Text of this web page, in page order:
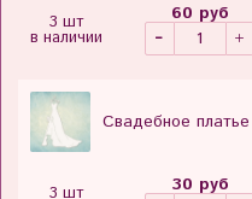
3 шт
в наличии
60 руб
Свадебное
3 шт
30 руб